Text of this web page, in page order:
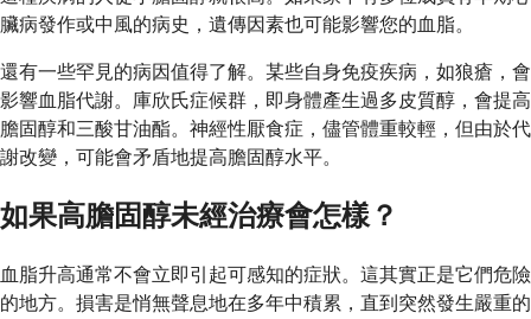
臟病發作或中風的病史，遺傳因素也可能影響您的血脂。
還有一些罕見的病因值得了解。某些自身免疫疾病，如狼瘡，會
影響血脂代謝。庫欣氏症候群，即身體產生過多皮質醇，會提高
膽固醇和三酸甘油酯。神經性厭食症，儘管體重較輕，但由於代
謝改變，可能會矛盾地提高膽固醇水平。
如果高膽固醇未經治療會怎樣？
血脂升高通常不會立即引起可感知的症狀。這其實正是它們危險
的地方。損害是悄無聲息地在多年中積累，直到突然發生嚴重的